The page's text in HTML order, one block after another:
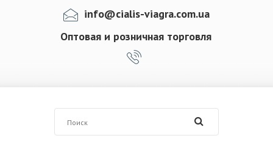
info@cialis-viagra.com.ua
Оптовая и розничная торговля